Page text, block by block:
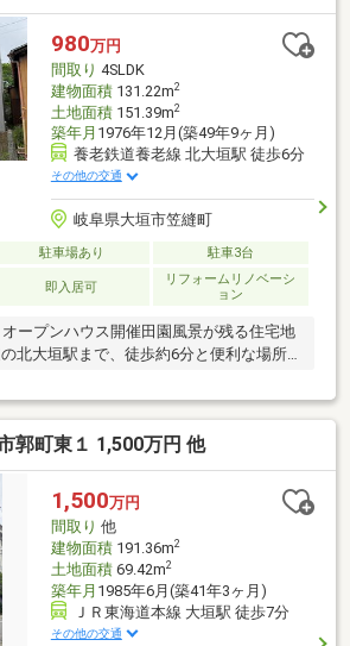
980万円
間取り 4SLDK
建物面積131.22m2
土地面積151.39m2
築年月 1976年12月(築49年9ヶ月)
養老鉄道養老線 北大垣駅 徒歩6分
その他の交通
岐阜県大垣市笠縫町
駐車場あり 駐車3台
即入居可
リフォームリノベーシ
ョン
ープンハウス開催田園風景が残る住宅地
北大垣駅まで、徒歩約6分と便利な場所で
郭町東１ 1,500万円 他
1,500万円
間取り 他
建物面積191.36m2
土地面積69.42m2
築年月 1985年6月(築41年3ヶ月)
ＪＲ東海道本線 大垣駅 徒歩7分
その他の交通